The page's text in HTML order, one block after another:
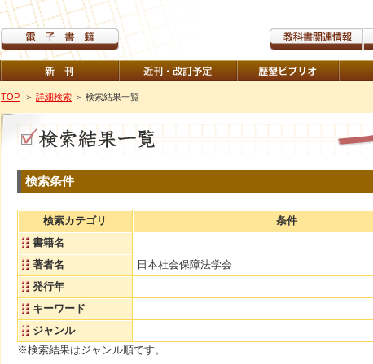
TOP ＞ 詳細検索 ＞ 検索結果一覧
検索条件
検索カテゴリ
条件
書籍名
著者名
日本社会保障法学会
発行年
キーワード
ジャンル
※検索結果はジャンル順です。